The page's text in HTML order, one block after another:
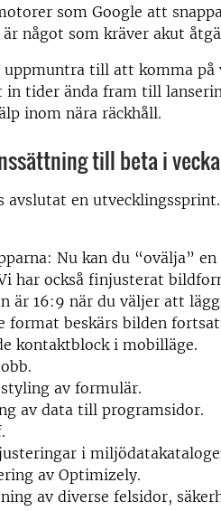
som Google att
något som kräver akut
uppmuntra till att komma
in tider ända fram till
inom nära räckhåll.
till beta i
avslutat en
Nu kan du “ovälja”
har också finjusterat
är 16:9 när du väljer att
format beskärs bilden
kontaktblock i mobilläge.
av formulär.
av data till programsidor.
i
av Optimizely.
av diverse felsidor,